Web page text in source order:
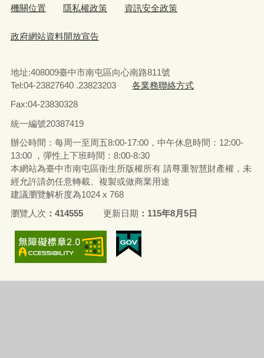
機關位置 隱私權政策 資訊安全政策
政府網站資料開放宣告
地址:408009臺中市南屯區向心南路811號
Tel:04-23827640 .23823203
各業務聯絡方式
Fax:04-23830328
統一編號20387419
辦公時間：每周一至周五8:00-17:00，中午休息時間：12:00-
13:00 ，彈性上下班時間：8:00-8:30
本網站為臺中市南屯區衛生所版權所有 請尊重智慧財產權，未
經允許請勿任意轉載、複製或做商業用途
建議瀏覽解析度為1024 x 768
瀏覽人次
414555 更新日期 115年8月5日